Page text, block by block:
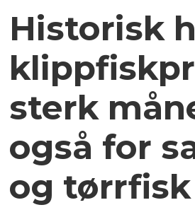
Historisk
sterk
også for
og tørrfisk